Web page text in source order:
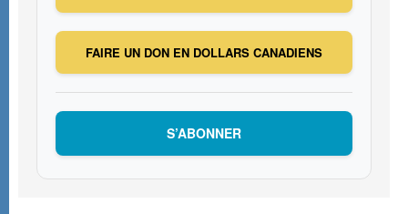
FAIRE UN DON EN DOLLARS CANADIENS
S’ABONNER